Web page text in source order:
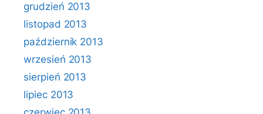
grudzień 2013
listopad 2013
październik 2013
wrzesień 2013
sierpień 2013
lipiec 2013